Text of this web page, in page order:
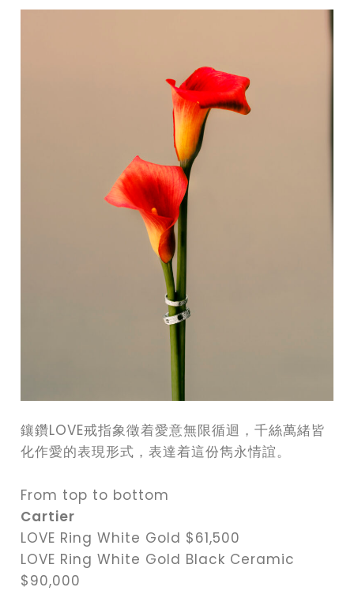
鑲鑽LOVE戒指象徵着愛意無限循迴，千絲萬緒皆
化作愛的表現形式，表達着這份雋永情誼。
From top to bottom
Cartier
LOVE Ring White Gold $61,500
LOVE Ring White Gold Black Ceramic
$90,000